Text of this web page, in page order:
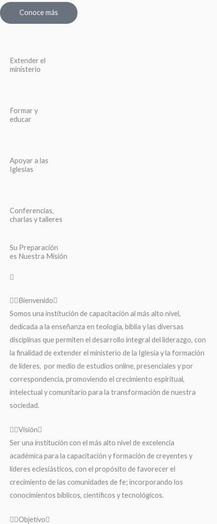
Conoce más
Extender el
ministerio
Formar y
educar
Apoyar a las
Iglesias
Conferencias,
charlas y talleres
Su Preparación
es Nuestra Misión
Bienvenido
Somos una institución de capacitación al más alto nivel,
dedicada a la enseñanza en teología, biblia y las diversas
disciplinas que permiten el desarrollo integral del liderazgo, con
la finalidad de extender el ministerio de la Iglesia y la formación
de líderes, por medio de estudios online, presenciales y por
correspondencia, promoviendo el crecimiento espiritual,
intelectual y comunitario para la transformación de nuestra
sociedad.
Visión
Ser una institución con el más alto nivel de excelencia
académica para la capacitación y formación de creyentes y
líderes eclesiásticos, con el propósito de favorecer el
crecimiento de las comunidades de fe; incorporando los
conocimientos bíblicos, científicos y tecnológicos.
Objetivo